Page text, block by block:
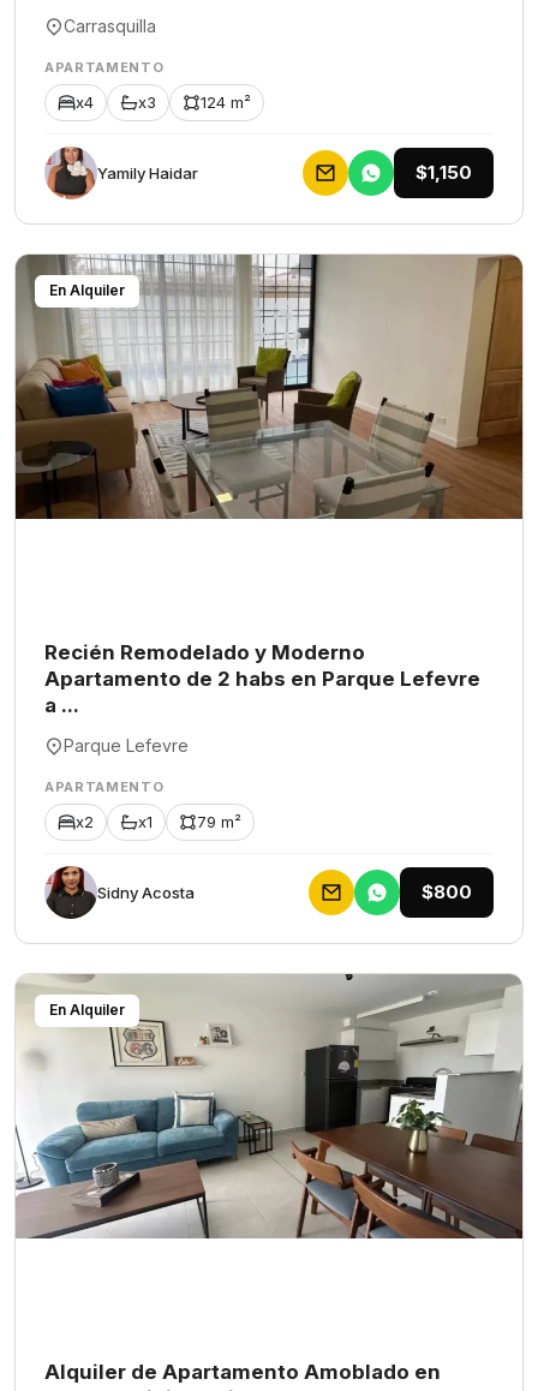
Carrasquilla
APARTAMENTO
x4 x3 124 m²
Yamily Haidar $1,150
En Alquiler
Recién Remodelado y Moderno
Apartamento de 2 habs en Parque Lefevre
a ...
Parque Lefevre
APARTAMENTO
x2 x1 79 m²
Sidny Acosta $800
En Alquiler
Alquiler de Apartamento Amoblado en